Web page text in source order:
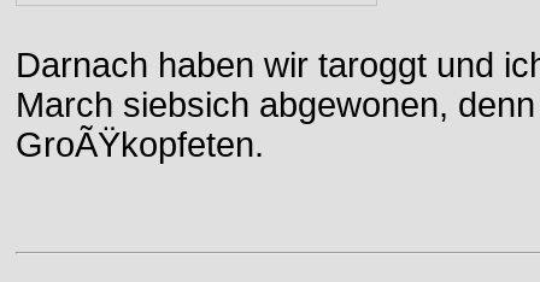
Darnach haben wir taroggt und
March siebsich abgewonen,
GroÃŸkopfeten.